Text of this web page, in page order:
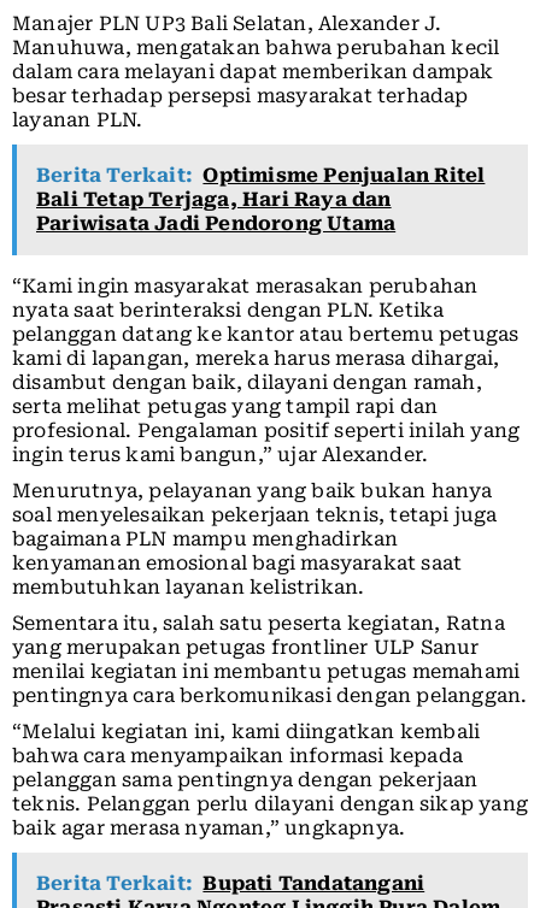
Manajer PLN UP3 Bali Selatan, Alexander J.
Manuhuwa, mengatakan bahwa perubahan kecil
dalam cara melayani dapat memberikan dampak
besar terhadap persepsi masyarakat terhadap
layanan PLN.
Berita Terkait: Optimisme Penjualan Ritel
Bali Tetap Terjaga, Hari Raya dan
Pariwisata Jadi Pendorong Utama
“Kami ingin masyarakat merasakan perubahan
nyata saat berinteraksi dengan PLN. Ketika
pelanggan datang ke kantor atau bertemu petugas
kami di lapangan, mereka harus merasa dihargai,
disambut dengan baik, dilayani dengan ramah,
serta melihat petugas yang tampil rapi dan
profesional. Pengalaman positif seperti inilah yang
ingin terus kami bangun,” ujar Alexander.
Menurutnya, pelayanan yang baik bukan hanya
soal menyelesaikan pekerjaan teknis, tetapi juga
bagaimana PLN mampu menghadirkan
kenyamanan emosional bagi masyarakat saat
membutuhkan layanan kelistrikan.
Sementara itu, salah satu peserta kegiatan, Ratna
yang merupakan petugas frontliner ULP Sanur
menilai kegiatan ini membantu petugas memahami
pentingnya cara berkomunikasi dengan pelanggan.
“Melalui kegiatan ini, kami diingatkan kembali
bahwa cara menyampaikan informasi kepada
pelanggan sama pentingnya dengan pekerjaan
teknis. Pelanggan perlu dilayani dengan sikap yang
baik agar merasa nyaman,” ungkapnya.
Berita Terkait: Bupati Tandatangani